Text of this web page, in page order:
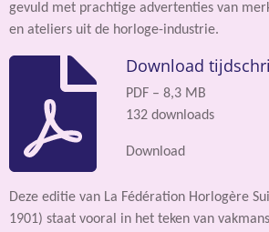
gevuld met prachtige advertenties van
en ateliers uit de horloge-industrie.
Download
PDF – 8,3 MB
132 downloads
Download
Deze editie van La Fédération Horlogère
1901) staat vooral in het teken van